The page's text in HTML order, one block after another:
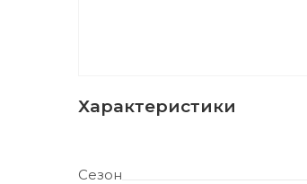
Характеристики
Сезон